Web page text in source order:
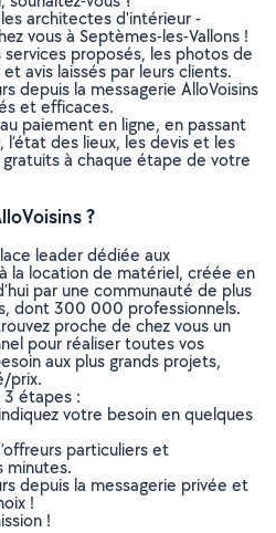
architectes d'intérieur -
vous à Septèmes-les-Vallons !
proposés, les photos de
avis laissés par leurs clients.
depuis la messagerie AlloVoisins
et efficaces.
paiement en ligne, en passant
des lieux, les devis et les
à chaque étape de votre
?
leader dédiée aux
la location de matériel, créée en
par une communauté de plus
dont 300 000 professionnels.
proche de chez vous un
pour réaliser toutes vos
aux plus grands projets,
prix.
3 étapes :
votre besoin en quelques
particuliers et
minutes.
depuis la messagerie privée et
!
!